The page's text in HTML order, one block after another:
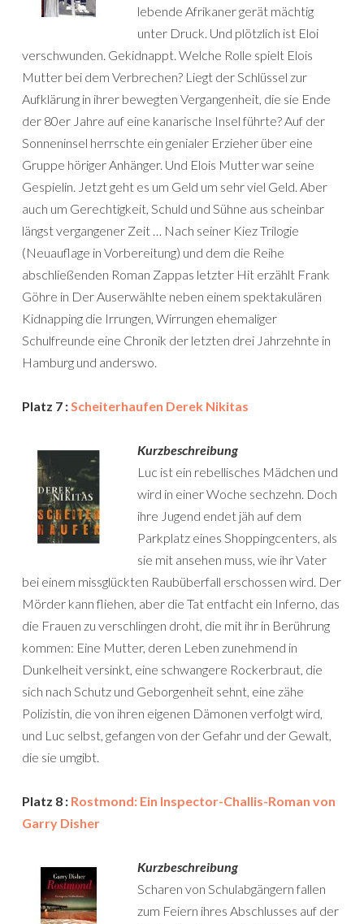
lebende Afrikaner gerät mächtig
unter Druck. Und plötzlich ist Eloi
verschwunden. Gekidnappt. Welche Rolle spielt Elois
Mutter bei dem Verbrechen? Liegt der Schlüssel zur
Aufklärung in ihrer bewegten Vergangenheit, die sie Ende
der 80er Jahre auf eine kanarische Insel führte? Auf der
Sonneninsel herrschte ein genialer Erzieher über eine
Gruppe höriger Anhänger. Und Elois Mutter war seine
Gespielin. Jetzt geht es um Geld um sehr viel Geld. Aber
auch um Gerechtigkeit, Schuld und Sühne aus scheinbar
längst vergangener Zeit … Nach seiner Kiez Trilogie
(Neuauflage in Vorbereitung) und dem die Reihe
abschließenden Roman Zappas letzter Hit erzählt Frank
Göhre in Der Auserwählte neben einem spektakulären
Kidnapping die Irrungen, Wirrungen ehemaliger
Schulfreunde eine Chronik der letzten drei Jahrzehnte in
Hamburg und anderswo.
Platz 7 :Scheiterhaufen Derek Nikitas
Kurzbeschreibung
Luc ist ein rebellisches Mädchen und
wird in einer Woche sechzehn. Doch
ihre Jugend endet jäh auf dem
Parkplatz eines Shoppingcenters, als
sie mit ansehen muss, wie ihr Vater
bei einem missglückten Raubüberfall erschossen wird. Der
Mörder kann fliehen, aber die Tat entfacht ein Inferno, das
die Frauen zu verschlingen droht, die mit ihr in Berührung
kommen: Eine Mutter, deren Leben zunehmend in
Dunkelheit versinkt, eine schwangere Rockerbraut, die
sich nach Schutz und Geborgenheit sehnt, eine zähe
Polizistin, die von ihren eigenen Dämonen verfolgt wird,
und Luc selbst, gefangen von der Gefahr und der Gewalt,
die sie umgibt.
Platz 8 : Rostmond: Ein Inspector-Challis-Roman von
Garry Disher
Kurzbeschreibung
Scharen von Schulabgängern fallen
zum Feiern ihres Abschlusses auf der